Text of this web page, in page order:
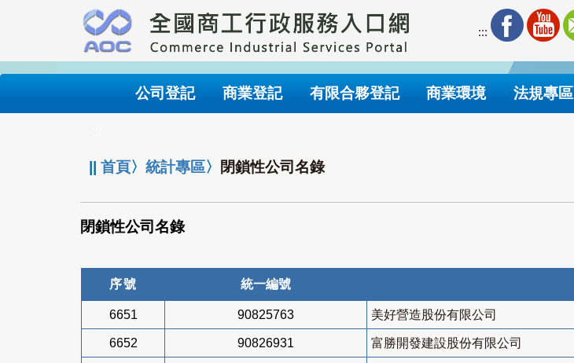
要
內
:::
公司登記 商業登記 有限合夥登記 商業環境 法規專區
||首頁〉統計專區〉 閉鎖性公司名錄
閉鎖性公司名錄
序號 統一編號
6651 90825763 美好營造股份有限公司
6652 90826931 富勝開發建設股份有限公司